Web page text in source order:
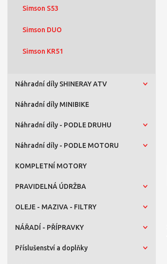
Simson S53
Simson DUO
Simson KR51
Náhradní díly SHINERAY ATV
Náhradní díly MINIBIKE
Náhradní díly - PODLE DRUHU
Náhradní díly - PODLE MOTORU
KOMPLETNÍ MOTORY
PRAVIDELNÁ ÚDRŽBA
OLEJE - MAZIVA - FILTRY
NÁŘADÍ - PŘÍPRAVKY
Příslušenství a doplňky